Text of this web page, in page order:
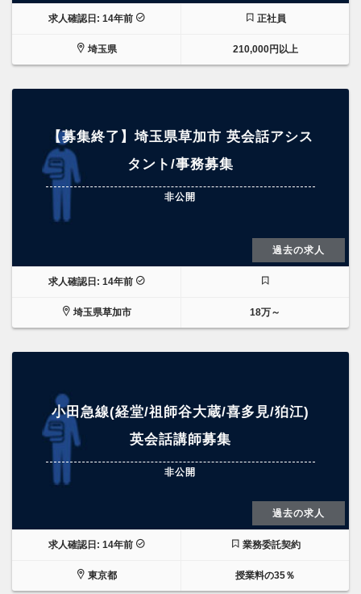
求人確認日: 14年前 正社員
埼玉県 210,000円以上
【募集終了】埼玉県草加市 英会話アシス
タント/事務募集
非公開
過去の求人
求人確認日: 14年前
埼玉県草加市 18万～
小田急線(経堂/祖師谷大蔵/喜多見/狛江)
英会話講師募集
非公開
過去の求人
求人確認日: 14年前 業務委託契約
東京都 授業料の35％